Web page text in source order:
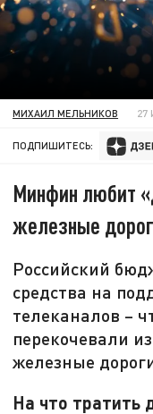
МИХАИЛ МЕЛЬНИКОВ 27
ПОДПИШИТЕСЬ:
Минфин любит
железные
Российский
средства на
телеканалов –
перекочевали
железные
На что тратить